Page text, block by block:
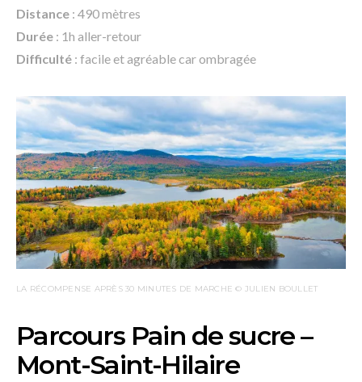
Distance : 490 mètres
Durée : 1h aller-retour
Difficulté : facile et agréable car ombragée
LA RÉCOMPENSE APRÈS 30 MINUTES DE MARCHE © JULIEN BOULLET
Parcours Pain de sucre –
Mont-Saint-Hilaire